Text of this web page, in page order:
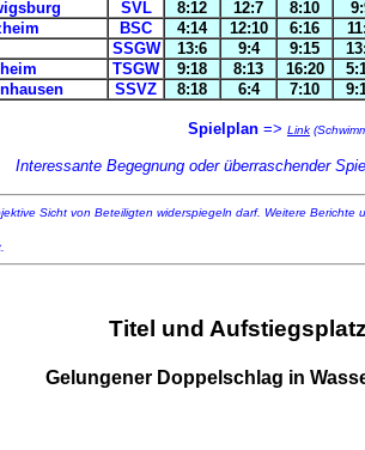
SVL 8:12 12:7 8:10
BSC 4:14 12:10 6:16
SSGW 13:6 9:4 9:15
TSGW 9:18 8:13 16:20
SSVZ 8:18 6:4 7:10
Spielplan => Link
Interessante Begegnung oder überraschender
Sicht von Beteiligten widerspiegeln darf. Weitere Berichte
Titel und
Gelungener Doppelschlag in